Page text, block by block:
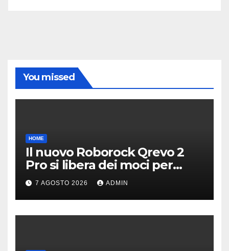
You missed
HOME
Il nuovo Roborock Qrevo 2
Pro si libera dei moci per
pulire i tappeti | PREZZO
7 AGOSTO 2026 ADMIN